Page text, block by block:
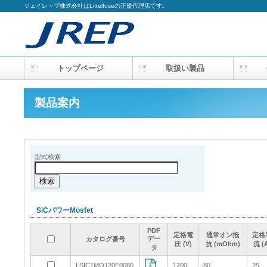
ジェイレップ株式会社はLittelfuseの正規代理店です｡
製品案内
型式検索
SiCパワーMosfet
カタログ番号
PDF
デー
タ
定格電
圧 (V)
通常オン抵
抗 (mOhm)
定格
流
カタログ番号
PDF
デー
タ
定格電
圧 (V)
通常オン抵
抗 (mOhm)
定格
流
カタログ番号
PDF
デー
タ
定格電
圧 (V)
通常オン抵
抗 (mOhm)
定格
流
LSIC1MO120E0080 1200 80 25
カタログ番号
PDF
デー
タ
定格電
圧 (V)
通常オン抵
抗 (mOhm)
定格
流
LSIC1MO120E0080 1200 80 25
トップページ 取扱い製品